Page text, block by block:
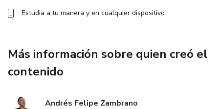
Estudia a tu manera y en cualquier dispositivo
Más información sobre quien creó el
contenido
Andrés Felipe Zambrano